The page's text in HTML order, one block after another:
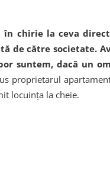
chirie la ceva
de către societate.
suntem, dacă un
proprietarul
locuința la cheie.